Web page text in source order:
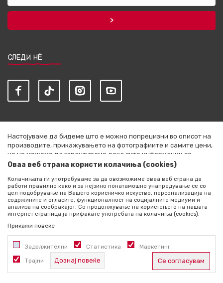
СЛЕДИ НЀ
Настојуваме да бидеме што е можно попрецизни во описот на
производите, прикажувањето на фотографиите и самите цени,
но не можеме да гарантираме дека сите информации се
комплетни и без грешки. Сите артикли прикажани на сајтот се
секој момент. Расположливоста на производите можете да ја
проверите со повик на +389 76 444 490
©2026 literatura.mk, Изработено одNB SOFT. Сите права
задржани.
Оваа веб страна користи колачиња (cookies)
Колачињата ги употребуваме за да овозможиме оваа веб страна да
работи правилно како и за нејзино понатамошно унапредување се со
цел подобрување на Вашето корисничко искуство, персонализација на
содржините и огласите, функционалност на социјалните медиуми и
анализа на сообраќајот. Со продолжување на користењето на нашата
интернет страница ја прифаќате употребата на колачиња (cookies).
Прикажи повеќе
Задолжителни Статистика Маркетинг
Трајни Дознај повеќе Се согласувам